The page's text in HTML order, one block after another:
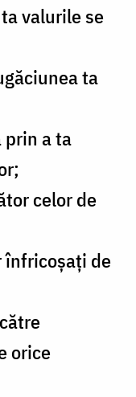
valurile se
ta
prin a ta
celor de
înfricoșați de
orice